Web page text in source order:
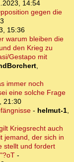
14:54
gegen die
15:36
warum bleiben die
den Krieg zu
Gestapo mit
,
immer noch
eine solche Frage
21:30
- helmut-1,
Kriegsrecht auch
jemand, der sich in
stellt und fordert
-